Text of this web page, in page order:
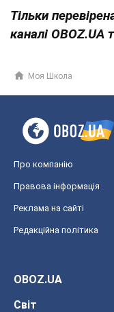
Тільки
каналі OBOZ.UA
Моя Школа
Про компанію
Правова інформація
Реклама на сайті
Редакційна політика
OBOZ.UA
Світ